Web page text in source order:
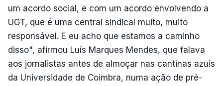
um acordo social, e com um acordo envolvendo a
UGT, que é uma central sindical muito, muito
responsável. E eu acho que estamos a caminho
disso", afirmou Luís Marques Mendes, que falava
aos jornalistas antes de almoçar nas cantinas azuis
da Universidade de Coimbra, numa ação de pré-